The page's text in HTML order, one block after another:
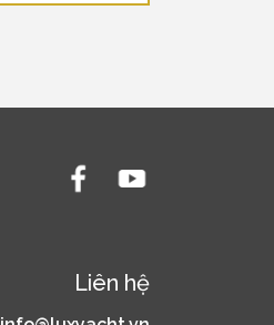
Liên hệ